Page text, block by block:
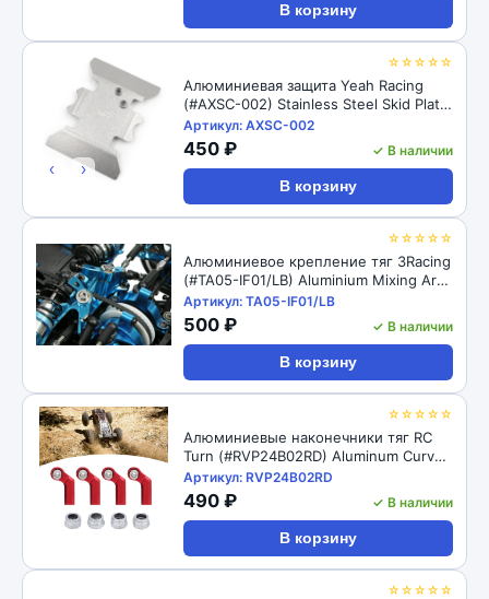
В корзину
☆☆☆☆☆
‹ ›
Алюминиевая защита Yeah Racing
(#AXSC-002) Stainless Steel Skid Plate
For For Axial SCX10 II AX90046
Артикул: AXSC-002
450 ₽ ✓ В наличии
В корзину
☆☆☆☆☆
Алюминиевое крепление тяг 3Racing
(#TA05-IF01/LB) Aluminium Mixing Arm
For TA-05IFS
Артикул: TA05-IF01/LB
500 ₽ ✓ В наличии
В корзину
☆☆☆☆☆
Алюминиевые наконечники тяг RC
Turn (#RVP24B02RD) Aluminum Curved
Link Steering Rod Ends with M4 CW
Thread Bore for 1/10 RC Crawler 4pcs:
Red
Артикул: RVP24B02RD
490 ₽ ✓ В наличии
В корзину
☆☆☆☆☆